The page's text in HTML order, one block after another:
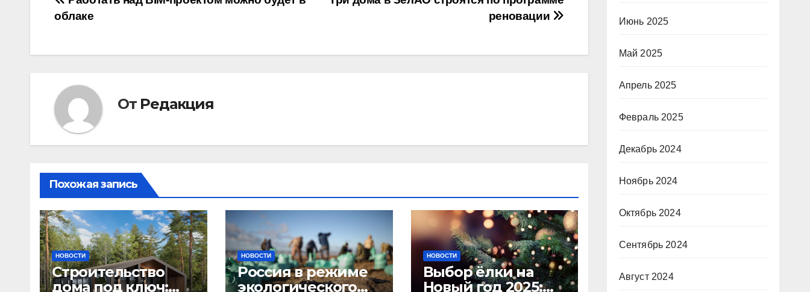
записям
реновации
облаке
От Редакция
Похожая запись
НОВОСТИ
Строительство
дома под ключ:
НОВОСТИ
Россия в режиме
экологического
НОВОСТИ
Выбор ёлки на
Новый год 2025:
Июнь 2025
Май 2025
Апрель 2025
Февраль 2025
Декабрь 2024
Ноябрь 2024
Октябрь 2024
Сентябрь 2024
Август 2024